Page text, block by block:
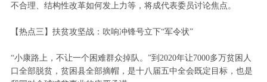
不合理、结构性改革如何发上力等，将成代表委员讨论焦点。
【热点三】扶贫攻坚战：吹响冲锋号立下“军令状”
“小康路上，不让一个困难群众掉队。”到2020年让7000多万贫困人
口全部脱贫，贫困县全部摘帽，是十八届五中全会既定目标，也是